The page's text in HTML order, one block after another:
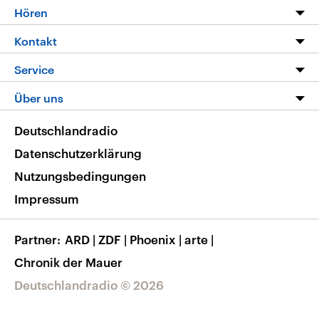
Programm
Die Nachrichten
Nachrichtenleicht
Neue Beiträge auf dlf.de
Hören
Livestream
Podcasts
Deutschlandfunk App
Nachrichten App
Frequenzen
Kontakt
Hörerservice
Service
FAQ
Veranstaltungen
Musikliste
RSS
Über uns
Barrierefreiheit
Deutschlandradio © 2026
Deutschlandradio
Datenschutzerklärung
Nutzungsbedingungen
Impressum
Partner ARD | ZDF | Phoenix | arte |
Chronik der Mauer